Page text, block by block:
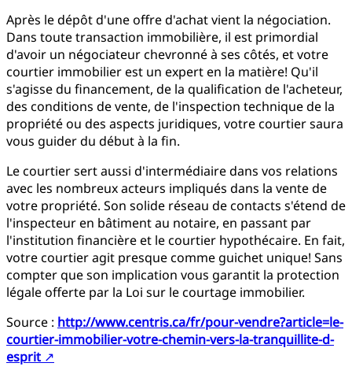
Après le dépôt d'une offre d'achat vient la négociation.
Dans toute transaction immobilière, il est primordial
d'avoir un négociateur chevronné à ses côtés, et votre
courtier immobilier est un expert en la matière! Qu'il
s'agisse du financement, de la qualification de l'acheteur,
des conditions de vente, de l'inspection technique de la
propriété ou des aspects juridiques, votre courtier saura
vous guider du début à la fin.
Le courtier sert aussi d'intermédiaire dans vos relations
avec les nombreux acteurs impliqués dans la vente de
votre propriété. Son solide réseau de contacts s'étend de
l'inspecteur en bâtiment au notaire, en passant par
l'institution financière et le courtier hypothécaire. En fait,
votre courtier agit presque comme guichet unique! Sans
compter que son implication vous garantit la protection
légale offerte par la Loi sur le courtage immobilier.
Source : http://www.centris.ca/fr/pour-vendre?article=le-
courtier-immobilier-votre-chemin-vers-la-tranquillite-d-
esprit ↗